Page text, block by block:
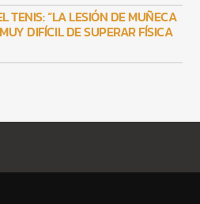
TENIS: “LA LESIÓN DE MUÑECA
DIFÍCIL DE SUPERAR FÍSICA